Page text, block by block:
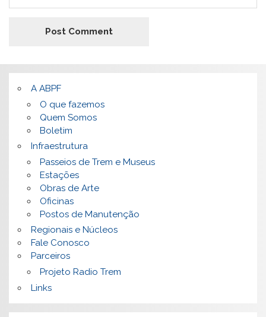
A ABPF
O que fazemos
Quem Somos
Boletim
Infraestrutura
Passeios de Trem e Museus
Estações
Obras de Arte
Oficinas
Postos de Manutenção
Regionais e Núcleos
Fale Conosco
Parceiros
Projeto Radio Trem
Links